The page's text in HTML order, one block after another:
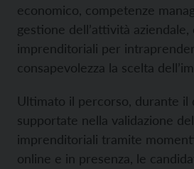
economico, competenze
gestione dell’attività
imprenditoriali per
consapevolezza la scelta
Ultimato il percorso, durante il
supportate nella validazione
imprenditoriali tramite
online e in presenza, le